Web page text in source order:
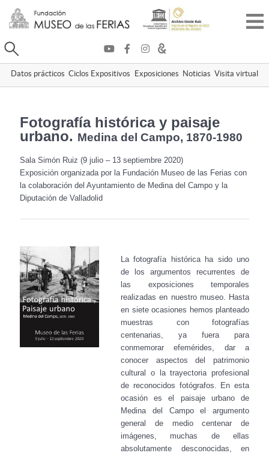
Buscar
Datos prácticos Ciclos Expositivos Exposiciones Noticias Visita virtual
Fotografía histórica y paisaje
urbano. Medina del Campo, 1870-1980
Sala Simón Ruiz (9 julio – 13 septiembre 2020)
Exposición organizada por la Fundación Museo de las Ferias con
la colaboración del Ayuntamiento de Medina del Campo y la
Diputación de Valladolid
La fotografía histórica ha sido uno
de los argumentos recurrentes de
las exposiciones temporales
realizadas en nuestro museo. Hasta
en siete ocasiones hemos planteado
muestras con fotografías
centenarias, ya fuera para
conmemorar efemérides, dar a
conocer aspectos del patrimonio
cultural o la trayectoria profesional
de reconocidos fotógrafos. En esta
ocasión es el paisaje urbano de
Medina del Campo el argumento
general de medio centenar de
imágenes, muchas de ellas
absolutamente desconocidas, en